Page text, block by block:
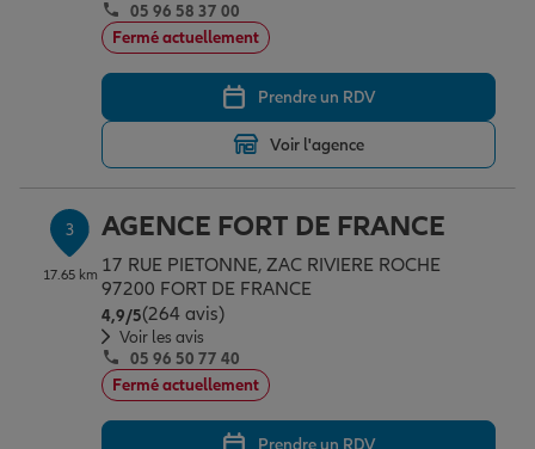
Transmission
Départ à la retraite
Assurance habitation
Garantie des accidents de la vie
Assurance scolaire
Protection juridique
Allianz en France05 96 58 37 00
Fermé actuellement
Prendre un RDV
Voir l'agence
3
17.65 km
AGENCE FORT DE FRANCE
17 RUE PIETONNE, ZAC RIVIERE ROCHE
97200 FORT DE FRANCE
4,9/5Note de 4.9 sur 5
(264 avis)
Voir les avis
05 96 50 77 40
Fermé actuellement
Prendre un RDV